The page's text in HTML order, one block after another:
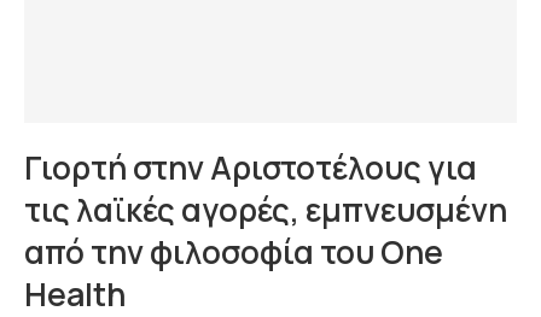
Γιορτή στην Αριστοτέλους για
τις λαϊκές αγορές, εμπνευσμένη
από την φιλοσοφία του One
Health